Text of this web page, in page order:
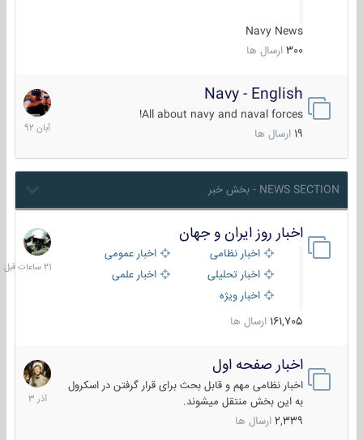
Navy News
300 ارسال ها
Navy - English
All about navy and naval forces!
ارسال ها
22
آبان
1392
NEWS SECTION - بخش خبر
اخبار روز ایران و جهان
اخبار نظامی
اخبار عمومی
اخبار تحلیلی
اخبار علمی
اخبار ویژه
161,705 ارسال ها
21
ساعات
قبل
اخبار صفحه اول
اخبار نظامی مهم و قابل بحث برای قرار گرفتن در اسکرول
به این بخش منتقل میشوند.
2,339 ارسال ها
7
آذر
1403